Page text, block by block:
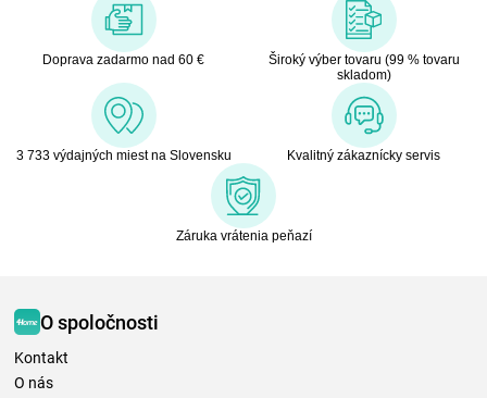
Doprava zadarmo nad 60 €
Široký výber tovaru (99 % tovaru
skladom)
3 733 výdajných miest na Slovensku Kvalitný zákaznícky servis
Záruka vrátenia peňazí
O spoločnosti
Kontakt
O nás